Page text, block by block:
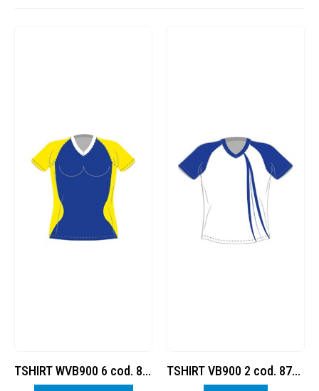
TSHIRT WVB900 6 cod. 8377882 TSHIRT VB900 2 cod. 8778788